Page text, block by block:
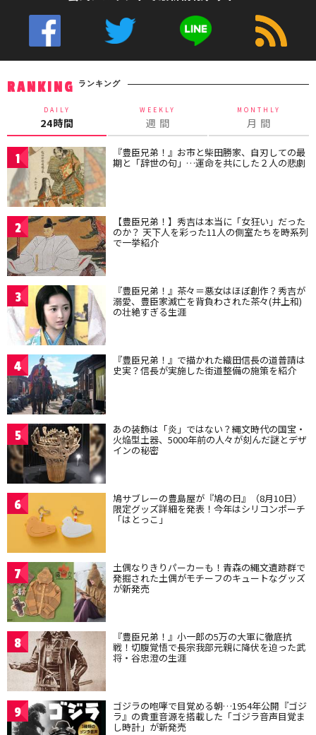
RANKING ランキング
DAILY
24時間
WEEKLY
週 間
MONTHLY
月 間
1 『豊臣兄弟！』お市と柴田勝家、自刃しての最
期と「辞世の句」…運命を共にした２人の悲劇
2 【豊臣兄弟！】秀吉は本当に「女狂い」だった
のか？ 天下人を彩った11人の側室たちを時系列
で一挙紹介
3 『豊臣兄弟！』茶々＝悪女はほぼ創作？秀吉が
溺愛、豊臣家滅亡を背負わされた茶々(井上和)
の壮絶すぎる生涯
4 『豊臣兄弟！』で描かれた織田信長の道普請は
史実？信長が実施した街道整備の施策を紹介
5 あの装飾は「炎」ではない？縄文時代の国宝・
火焔型土器、5000年前の人々が刻んだ謎とデザ
インの秘密
6 鳩サブレーの豊島屋が『鳩の日』（8月10日）
限定グッズ詳細を発表！今年はシリコンポーチ
「はとっこ」
7 土偶なりきりパーカーも！青森の縄文遺跡群で
発掘された土偶がモチーフのキュートなグッズ
が新発売
8 『豊臣兄弟！』小一郎の5万の大軍に徹底抗
戦！切腹覚悟で長宗我部元親に降伏を迫った武
将・谷忠澄の生涯
9 ゴジラの咆哮で目覚める朝…1954年公開『ゴジ
ラ』の貴重音源を搭載した「ゴジラ音声目覚ま
し時計」が新発売